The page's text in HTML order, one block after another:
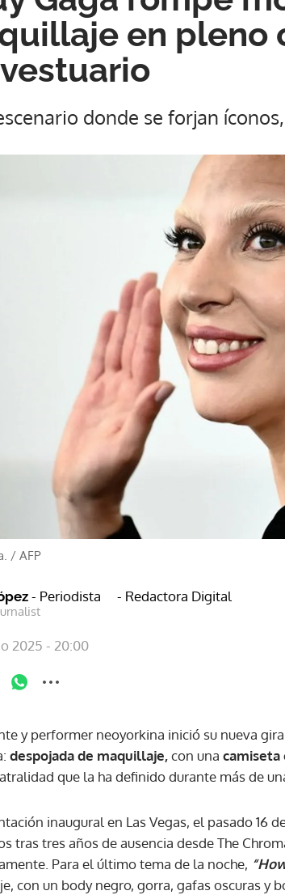
en pleno
donde se forjan
/ AFP
- Periodista - Redactora Digital
2025 - 20:00
y performer neoyorkina inició su nueva gira
despojada de maquillaje,con una camiseta
que la ha definido durante más de
inaugural en Las Vegas, el pasado 16
tras tres años de ausencia desde The
Para el último tema de la noche,
con un body negro, gorra, gafas oscuras y